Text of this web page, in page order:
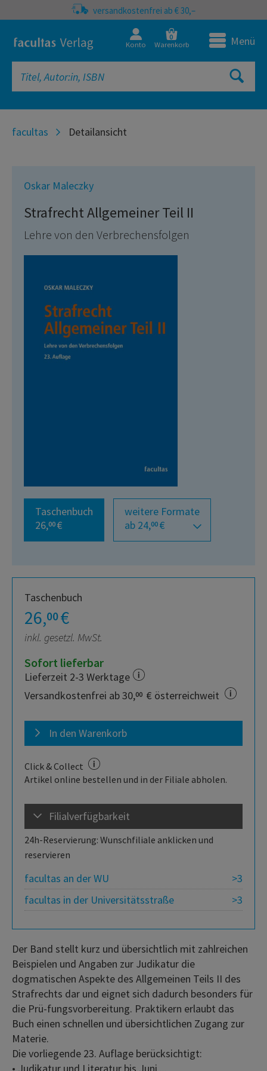
versandkostenfrei ab € 30,–
Konto
0
Warenkorb Menü
facultas Detailansicht
Oskar Maleczky
Strafrecht Allgemeiner Teil II
Lehre von den Verbrechensfolgen
Taschenbuch
26,00 €
weitere Formate
ab 24,00 €
Taschenbuch
26,00€
inkl. gesetzl. MwSt.
Sofort lieferbar
Lieferzeit 2-3 Werktage
Versandkostenfrei ab 30,00 € österreichweit
In den Warenkorb
Click & Collect
Artikel online bestellen und in der Filiale abholen.
Filialverfügbarkeit
24h-Reservierung: Wunschfiliale anklicken und
reservieren
>3
facultas an der WU
>3
facultas in der Universitätsstraße
Der Band stellt kurz und übersichtlich mit zahlreichen
Beispielen und Angaben zur Judikatur die
dogmatischen Aspekte des Allgemeinen Teils II des
Strafrechts dar und eignet sich dadurch besonders für
die Prü-fungsvorbereitung. Praktikern erlaubt das
Buch einen schnellen und übersichtlichen Zugang zur
Materie.
Die vorliegende 23. Auflage berücksichtigt:
• Judikatur und Literatur bis Juni ...